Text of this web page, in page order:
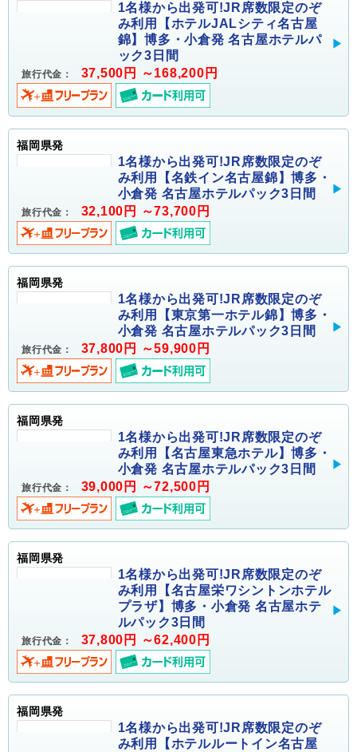
1名様から出発可!JR席数限定のぞ
み利用【ホテルJALシティ名古屋
錦】博多・小倉発 名古屋ホテルパ
ック3日間
旅行代金： 37,500円 ～168,200円
福岡県発
1名様から出発可!JR席数限定のぞ
み利用【名鉄イン名古屋錦】博多・
小倉発 名古屋ホテルパック3日間
旅行代金： 32,100円 ～73,700円
福岡県発
1名様から出発可!JR席数限定のぞ
み利用【東京第一ホテル錦】博多・
小倉発 名古屋ホテルパック3日間
旅行代金： 37,800円 ～59,900円
福岡県発
1名様から出発可!JR席数限定のぞ
み利用【名古屋東急ホテル】博多・
小倉発 名古屋ホテルパック3日間
旅行代金： 39,000円 ～72,500円
福岡県発
1名様から出発可!JR席数限定のぞ
み利用【名古屋栄ワシントンホテル
プラザ】博多・小倉発 名古屋ホテ
ルパック3日間
旅行代金： 37,800円 ～62,400円
福岡県発
1名様から出発可!JR席数限定のぞ
み利用【ホテルルートイン名古屋